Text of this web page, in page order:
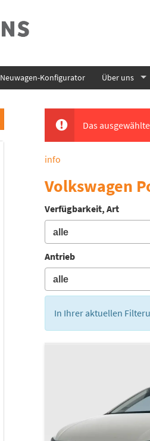
Neuwagen-Konfigurator Über uns
Das
info
Volkswagen
Verfügbarkeit, Art
Antrieb
In Ihrer aktuellen